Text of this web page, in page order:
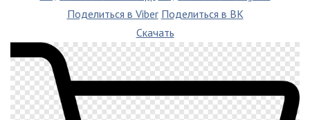
Поделиться в Viber Поделиться в ВК
Скачать